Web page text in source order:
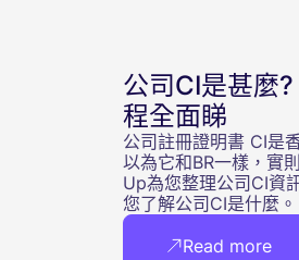
公司CI是甚麼
程全面睇
公司註冊證明書 CI是
以為它和BR一樣，實
Up為您整理公司CI資
您了解公司CI是什麼。
Read more